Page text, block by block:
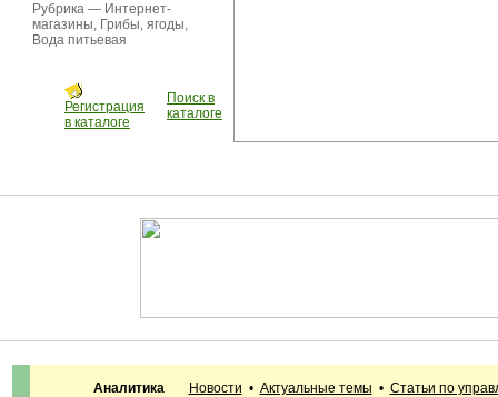
Рубрика — Интернет-
магазины, Грибы, ягоды,
Вода питьевая
Регистрация
в каталоге
Поиск в
каталоге
Аналитика Новости • Актуальные темы • Статьи по